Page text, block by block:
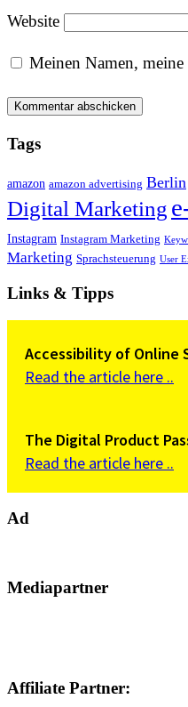
Website
Meinen Namen,
Tags
amazon amazon advertising Berlin
Digital Marketing
Instagram Instagram Marketing
Marketing Sprachsteuerung User
Links & Tipps
Accessibility of Online
Read the article here ..
The Digital Product
Read the article here ..
Ad
Mediapartner
Affiliate Partner: